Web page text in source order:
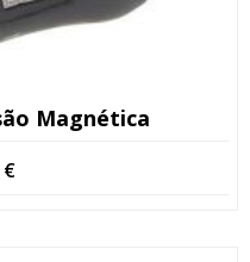
Magnética
€